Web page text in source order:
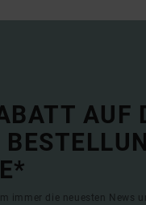
AUF
immer die neuesten News